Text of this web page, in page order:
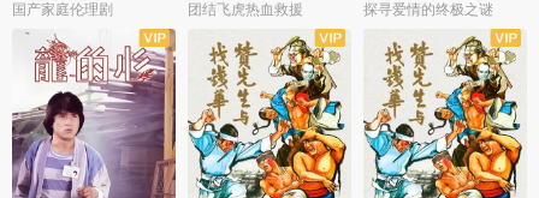
国产家庭伦理剧 团结飞虎热血救援 探寻爱情的终极之谜